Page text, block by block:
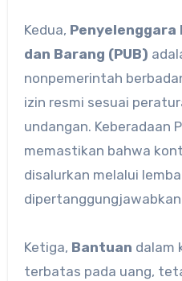
Kedua, Penyelenggara
dan Barang (PUB)
nonpemerintah
izin resmi sesuai
undangan. Keberadaan
memastikan bahwa
disalurkan melalui
Ketiga, Bantuan dalam
terbatas pada uang,